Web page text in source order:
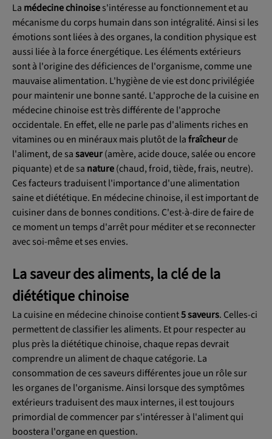
La médecine chinoises'intéresse au fonctionnement et au
mécanisme du corps humain dans son intégralité. Ainsi si les
émotions sont liées à des organes, la condition physique est
aussi liée à la force énergétique. Les éléments extérieurs
sont à l'origine des déficiences de l'organisme, comme une
mauvaise alimentation. L'hygiène de vie est donc privilégiée
pour maintenir une bonne santé. L'approche de la cuisine en
médecine chinoise est très différente de l'approche
occidentale. En effet, elle ne parle pas d'aliments riches en
vitamines ou en minéraux mais plutôt de lafraîcheurde
l'aliment, de sasaveur(amère, acide douce, salée ou encore
piquante) et de sa nature(chaud, froid, tiède, frais, neutre).
Ces facteurs traduisent l'importance d'une alimentation
saine et diététique. En médecine chinoise, il est important de
cuisiner dans de bonnes conditions. C'est-à-dire de faire de
ce moment un temps d'arrêt pour méditer et se reconnecter
avec soi-même et ses envies.
La saveur des aliments, la clé de la
diététique chinoise
La cuisine en médecine chinoise contient5 saveurs. Celles-ci
permettent de classifier les aliments. Et pour respecter au
plus près la diététique chinoise, chaque repas devrait
comprendre un aliment de chaque catégorie. La
consommation de ces saveurs différentes joue un rôle sur
les organes de l'organisme. Ainsi lorsque des symptômes
extérieurs traduisent des maux internes, il est toujours
primordial de commencer par s'intéresser à l'aliment qui
boostera l'organe en question.